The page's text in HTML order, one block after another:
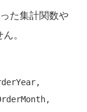
た集計関数や
。